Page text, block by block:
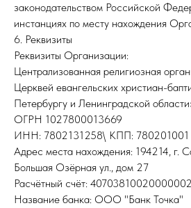
законодательством Российской
инстанциях по месту нахождения
6. Реквизиты
Реквизиты Организации:
Централизованная религиозная
Церквей евангельских христиан-
Петербургу и Ленинградской
ОГРН 1027800013669
ИНН: 7802131258\ КПП: 780201001
Адрес места нахождения: 194214, г.
Большая Озёрная ул., дом 27
Расчётный счёт:
Название банка: ООО "Банк Точка"